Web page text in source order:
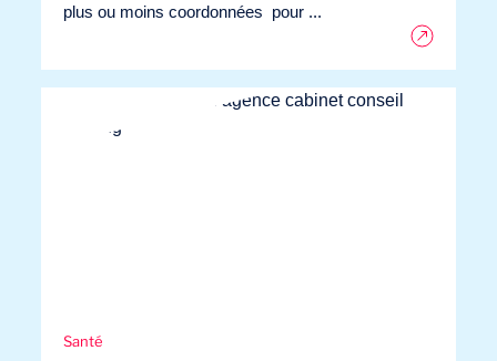
plus ou moins coordonnées pour ...
Santé